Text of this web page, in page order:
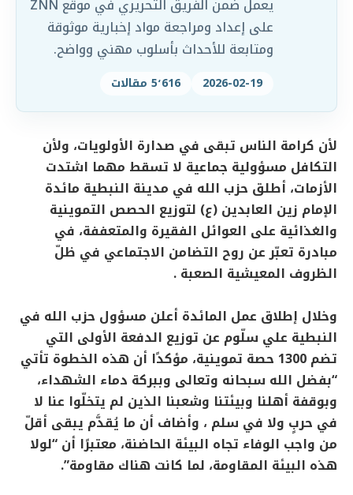
على إعداد ومراجعة مواد إخبارية موثوقة
ومتابعة للأحداث بأسلوب مهني وواضح.
2026-02-19 5٬616 مقالات
لأن كرامة الناس تبقى في صدارة الأولويات، ولأن
التكافل مسؤولية جماعية لا تسقط مهما اشتدت
الأزمات، أطلق حزب الله في مدينة النبطية مائدة
الإمام زين العابدين (ع) لتوزيع الحصص التموينية
والغذائية على العوائل الفقيرة والمتعففة، في
مبادرة تعبّر عن روح التضامن الاجتماعي في ظلّ
الظروف المعيشية الصعبة .
وخلال إطلاق عمل المائدة أعلن مسؤول حزب الله في
النبطية علي سلّوم عن توزيع الدفعة الأولى التي
تضم 1300 حصة تموينية، مؤكدًا أن هذه الخطوة تأتي
“بفضل الله سبحانه وتعالى وببركة دماء الشهداء،
وبوقفة أهلنا وبيئتنا وشعبنا الذين لم يتخلّوا عنا لا
في حربٍ ولا في سلم ، وأضاف أن ما يُقدَّم يبقى أقلّ
من واجب الوفاء تجاه البيئة الحاضنة، معتبرًا أن “لولا
هذه البيئة المقاومة، لما كانت هناك مقاومة”.